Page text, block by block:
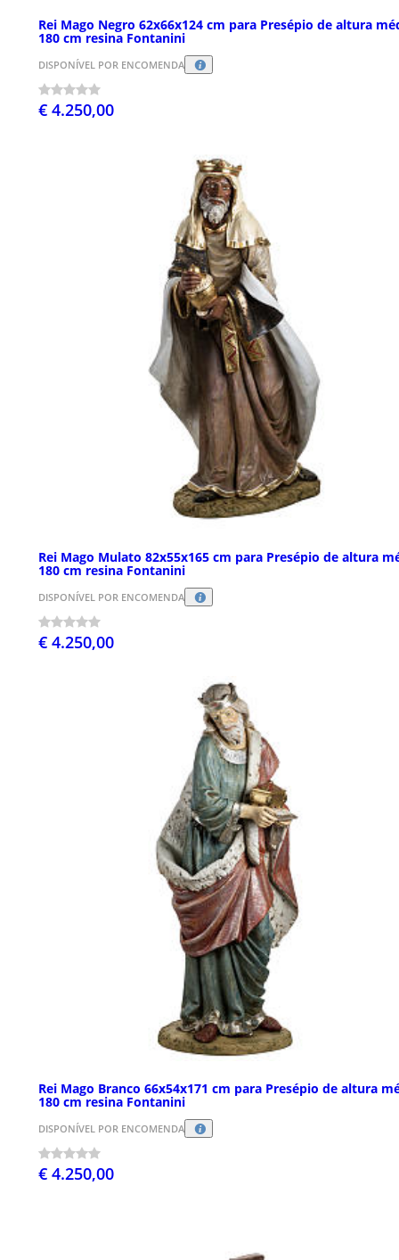
Rei Mago Negro 62x66x124 cm para Presépio de altura
180 cm resina Fontanini
DISPONÍVEL POR ENCOMENDA
€ 4.250,00
Rei Mago Mulato 82x55x165 cm para Presépio de altura
180 cm resina Fontanini
DISPONÍVEL POR ENCOMENDA
€ 4.250,00
Rei Mago Branco 66x54x171 cm para Presépio de altura
180 cm resina Fontanini
DISPONÍVEL POR ENCOMENDA
€ 4.250,00